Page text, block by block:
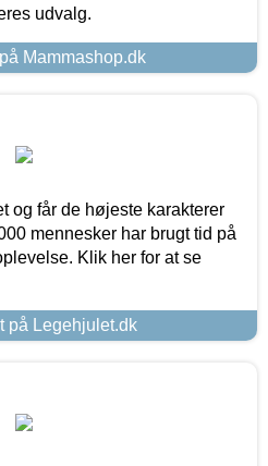
udvalg.
Mammashop.dk
og får de højeste karakterer
mennesker har brugt tid på
Klik her for at se
på Legehjulet.dk